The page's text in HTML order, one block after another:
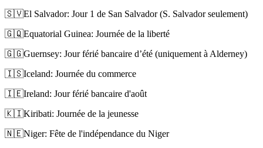
🇸🇻El Salvador: Jour 1 de San Salvador (S. Salvador seulement)
🇬🇶Equatorial Guinea: Journée de la liberté
🇬🇬Guernsey: Jour férié bancaire d’été (uniquement à Alderney)
🇮🇸Iceland: Journée du commerce
🇮🇪Ireland: Jour férié bancaire d'août
🇰🇮Kiribati: Journée de la jeunesse
🇳🇪Niger: Fête de l'indépendance du Niger